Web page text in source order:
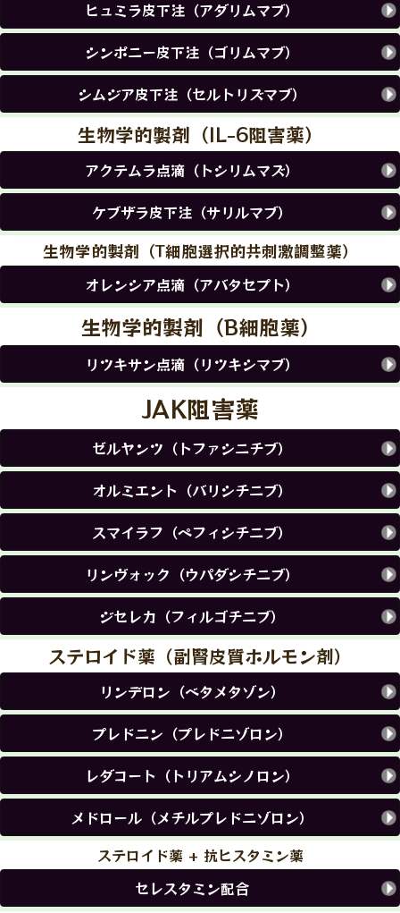
ヒュミラ皮下注（アダリムマブ）
シンポニー皮下注（ゴリムマブ）
シムジア皮下注（セルトリズマブ）
生物学的製剤（IL-6阻害薬）
アクテムラ点滴（トシリムマズ）
ケブザラ皮下注（サリルマブ）
生物学的製剤（T細胞選択的共刺激調整薬）
オレンシア点滴（アバタセプト）
生物学的製剤（B細胞薬）
リツキサン点滴（リツキシマブ）
JAK阻害薬
ゼルヤンツ（トファシニチブ）
オルミエント（バリシチニブ）
スマイラフ（ペフィシチニブ）
リンヴォック（ウパダシチニブ）
ジセレカ（フィルゴチニブ）
ステロイド薬（副腎皮質ホルモン剤）
リンデロン（ベタメタゾン）
プレドニン（プレドニゾロン）
レダコート（トリアムシノロン）
メドロール（メチルプレドニゾロン）
ステロイド薬 + 抗ヒスタミン薬
セレスタミン配合